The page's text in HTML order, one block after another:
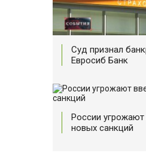
Суд признал
Евросиб Банк
России
новых санкций